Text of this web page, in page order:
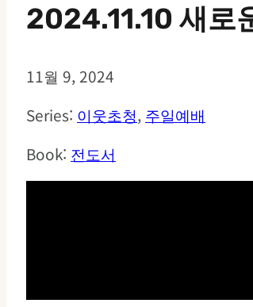
2024.11.10 새로
11월 9, 2024
Series: 이웃초청, 주일예배
Book: 전도서